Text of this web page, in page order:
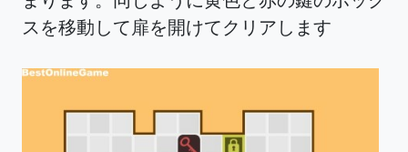
スを移動して扉を開けてクリアします